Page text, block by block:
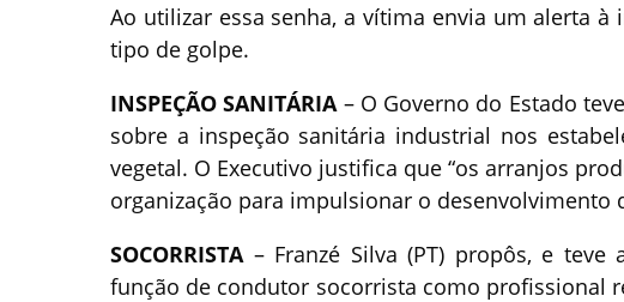
Ao utilizar essa senha, a vítima envia um alerta
tipo de golpe.
INSPEÇÃO SANITÁRIA – O Governo do Estado
sobre a inspeção sanitária industrial nos
vegetal. O Executivo justifica que “os arranjos
organização para impulsionar o desenvolvimento
SOCORRISTA– Franzé Silva (PT) propôs, e teve
função de condutor socorrista como profissional